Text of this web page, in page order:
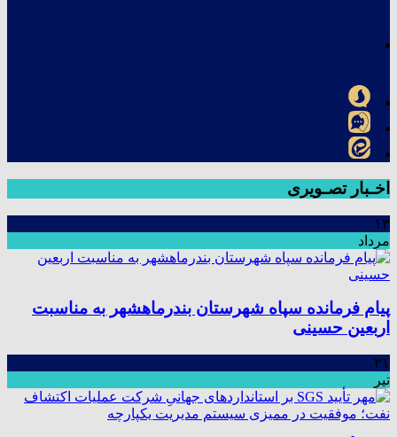
اخـبار تصـویری
۱۳
مرداد
پیام فرمانده سپاه شهرستان بندرماهشهر به مناسبت
اربعین حسینی
۳۱
تیر